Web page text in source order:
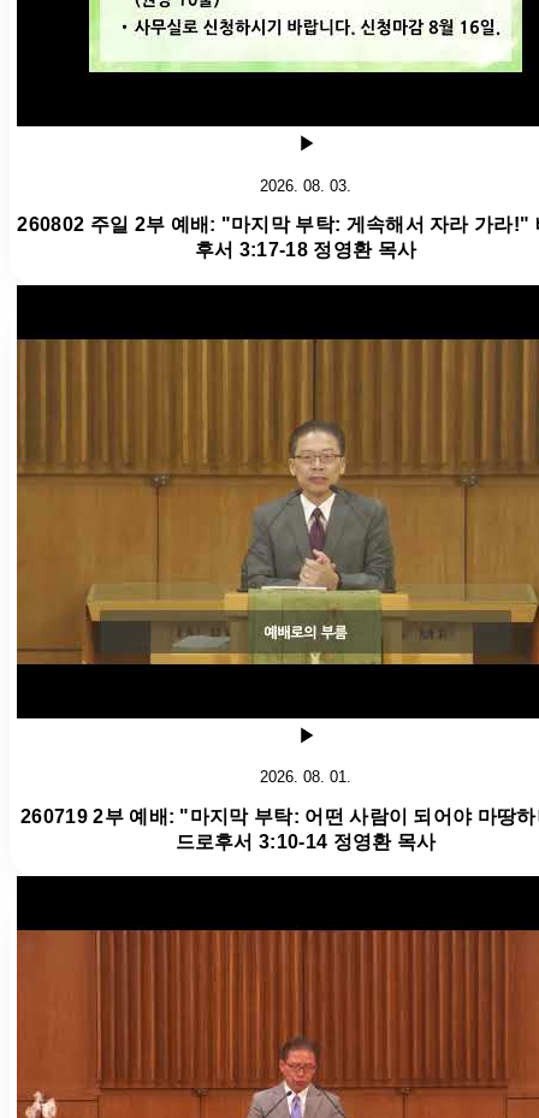
2026. 08. 03.
260802 주일 2부 예배: "마지막 부탁: 게속해서 자라 가라!"
후서 3:17-18 정영환 목사
2026. 08. 01.
260719 2부 예배: "마지막 부탁: 어떤 사람이 되어야 마땅
드로후서 3:10-14 정영환 목사